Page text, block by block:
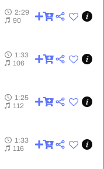
2:29
2:29
90
1:33
1:33
106
1:25
1:25
112
1:33
1:33
116